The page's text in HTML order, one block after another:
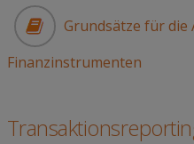
Grundsätze für
Finanzinstrumenten